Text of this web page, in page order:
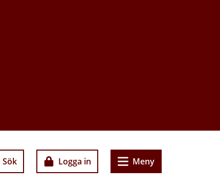
Sök Logga in Meny